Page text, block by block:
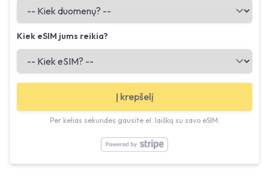
Kiek eSIM jums reikia?
Į krepšelį
Per kelias sekundes gausite el. laišką su savo eSIM.